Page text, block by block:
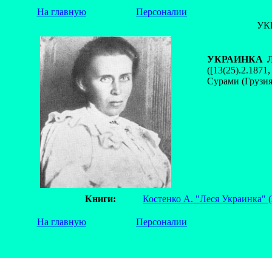
На главную
Персоналии
УКРАИНКА
Сурами
Книги: Костенко А. "Леся Украинка"
На главную Персоналии